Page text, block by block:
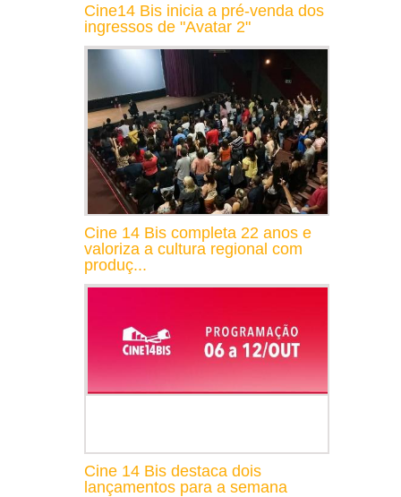
Cine14 Bis inicia a pré-venda dos
ingressos de "Avatar 2"
Cine 14 Bis completa 22 anos e
valoriza a cultura regional com
produç...
Cine 14 Bis destaca dois
lançamentos para a semana